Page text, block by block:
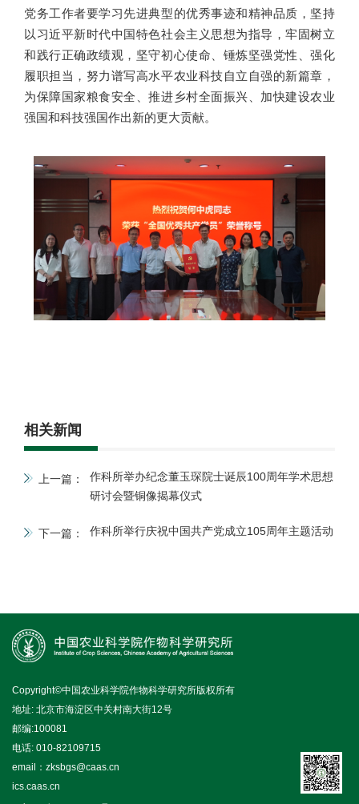
党务工作者要学习先进典型的优秀事迹和精神品质，坚持
以习近平新时代中国特色社会主义思想为指导，牢固树立
和践行正确政绩观，坚守初心使命、锤炼坚强党性、强化
履职担当，努力谱写高水平农业科技自立自强的新篇章，
为保障国家粮食安全、推进乡村全面振兴、加快建设农业
强国和科技强国作出新的更大贡献。
相关新闻
上一篇：
作科所举办纪念董玉琛院士诞辰100周年学术思想
研讨会暨铜像揭幕仪式
下一篇： 作科所举行庆祝中国共产党成立105周年主题活动
Copyright©中国农业科学院作物科学研究所版权所有
地址: 北京市海淀区中关村南大街12号
邮编:100081
电话: 010-82109715
email：zksbgs@caas.cn
ics.caas.cn